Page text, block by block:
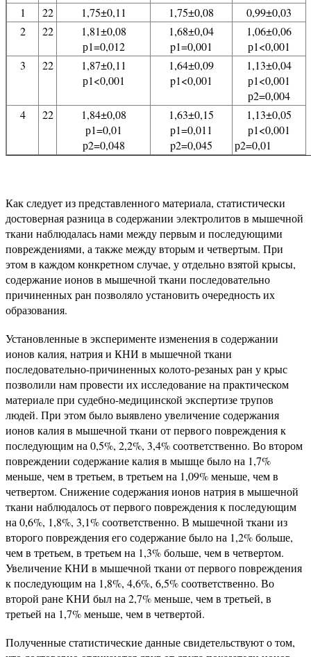
1
22 1,75±0,11 1,75±0,08
0,99±0,03
2
22
1,81±0,08
р1=0,012
1,68±0,04
p1=0,001
1,06±0,06
р1<0,001
3
22
1,87±0,11
р1<0,001
1,64±0,09
p1<0,001
1,13±0,04
р1<0,001
р2=0,004
4
22
1,84±0,08
р1=0,01
р2=0,048
1,63±0,15
р1=0,011
p2=0,045
1,13±0,05
р1<0,001
р2=0,01
Как следует из представленного материала, статистически
достоверная разница в содержании электролитов в мышечной
ткани наблюдалась нами между первым и последующими
повреждениями, а также между вторым и четвертым. При
этом в каждом конкретном случае, у отдельно взятой крысы,
содержание ионов в мышечной ткани последовательно
причиненных ран позволяло установить очередность их
образования.
Установленные в эксперименте изменения в содержании
ионов калия, натрия и КНИ в мышечной ткани
последовательно-причиненных колото-резаных ран у крыс
позволили нам провести их исследование на практическом
материале при судебно-медицинской экспертизе трупов
людей. При этом было выявлено увеличение содержания
ионов калия в мышечной ткани от первого повреждения к
последующим на 0,5%, 2,2%, 3,4% соответственно. Во втором
повреждении содержание калия в мышце было на 1,7%
меньше, чем в третьем, в третьем на 1,09% меньше, чем в
четвертом. Снижение содержания ионов натрия в мышечной
ткани наблюдалось от первого повреждения к последующим
на 0,6%, 1,8%, 3,1% соответственно. В мышечной ткани из
второго повреждения его содержание было на 1,2% больше,
чем в третьем, в третьем на 1,3% больше, чем в четвертом.
Увеличение КНИ в мышечной ткани от первого повреждения
к последующим на 1,8%, 4,6%, 6,5% соответственно. Во
второй ране КНИ был на 2,7% меньше, чем в третьей, в
третьей на 1,7% меньше, чем в четвертой.
Полученные статистические данные свидетельствуют о том,